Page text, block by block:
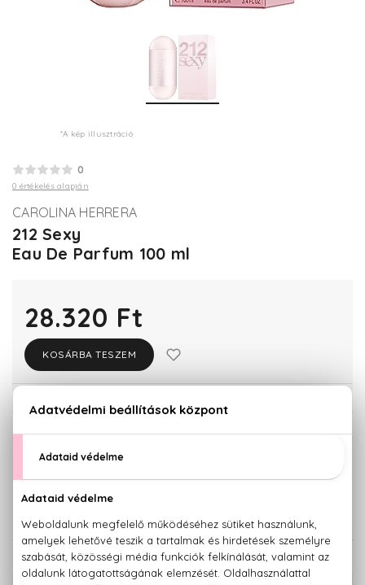
*A kép illusztráció
0
0 értékelés alapján
CAROLINA HERRERA
212 Sexy
Eau De Parfum 100 ml
28.320 Ft
KOSÁRBA TESZEM
KISZERELÉS KIVÁLASZTÁSA
KAPCSOLÓDÓ TERMÉKEK